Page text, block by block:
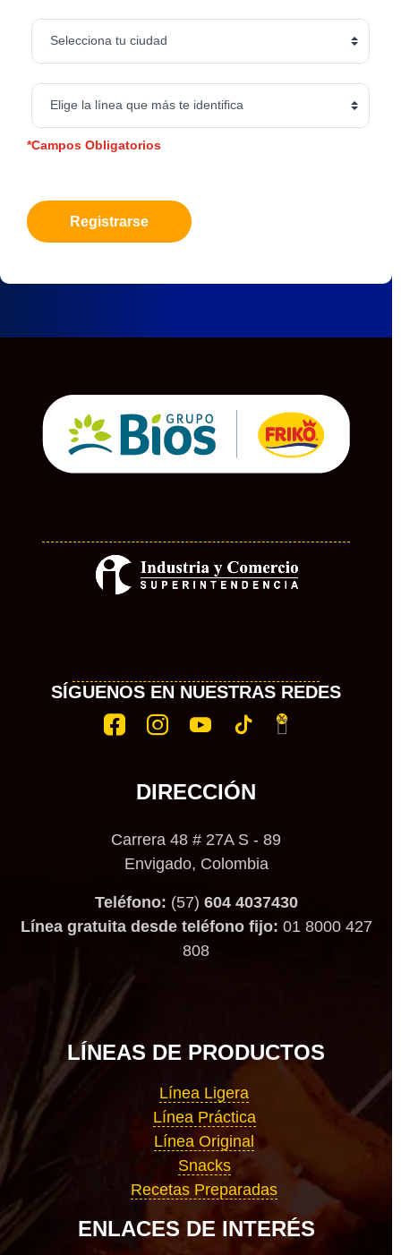
*Campos Obligatorios
Registrarse
SÍGUENOS EN NUESTRAS REDES
DIRECCIÓN
Carrera 48 # 27A S - 89
Envigado, Colombia
Teléfono: (57) 604 4037430
Línea gratuita desde teléfono fijo: 01 8000 427
808
LÍNEAS DE PRODUCTOS
Línea Ligera
Línea Práctica
Línea Original
Snacks
Recetas Preparadas
ENLACES DE INTERÉS